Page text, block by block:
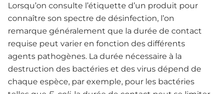
Lorsqu’on consulte l’étiquette d’un produit pour
connaître son spectre de désinfection, l’on
remarque généralement que la durée de contact
requise peut varier en fonction des différents
agents pathogènes. La durée nécessaire à la
destruction des bactéries et des virus dépend de
chaque espèce, par exemple, pour les bactéries